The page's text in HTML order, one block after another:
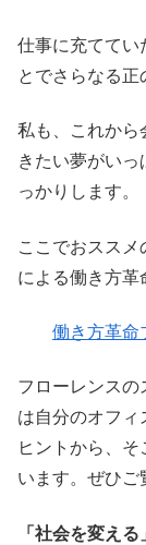
仕事に充ててい
とでさらなる正
私も、これから
きたい夢がい
っかりします。
ここでおスス
による働き方革
働き方革命
フローレンス
は自分のオフィ
ヒントから、
います。ぜひご
「社会を変え